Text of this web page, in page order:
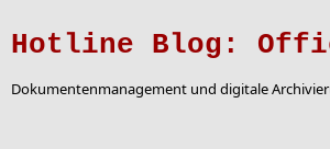
Hotline Blog:
Dokumentenmanagement und digitale